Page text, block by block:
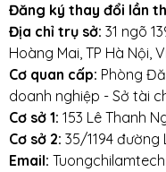
Đăng ký thay đổi lần
Địa chỉ trụ sở: 31 ngõ
Hoàng Mai, TP Hà Nội,
Cơ quan cấp: Phòng
doanh nghiệp - Sở tài
Cơ sở 1: 153 Lê Thanh
Cơ sở 2: 35/1194
Email: